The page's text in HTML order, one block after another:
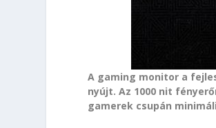
A gaming monitor a
nyújt. Az 1000 nit
gamerek csupán